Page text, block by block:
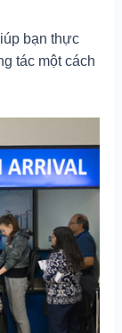
bạn thực
tác một cách